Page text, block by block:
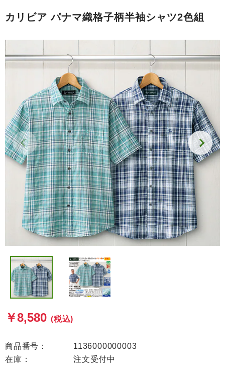
カリビア パナマ織格子柄半袖シャツ2色組
￥8,580 (税込)
商品番号：
1136000000003
在庫：
注文受付中